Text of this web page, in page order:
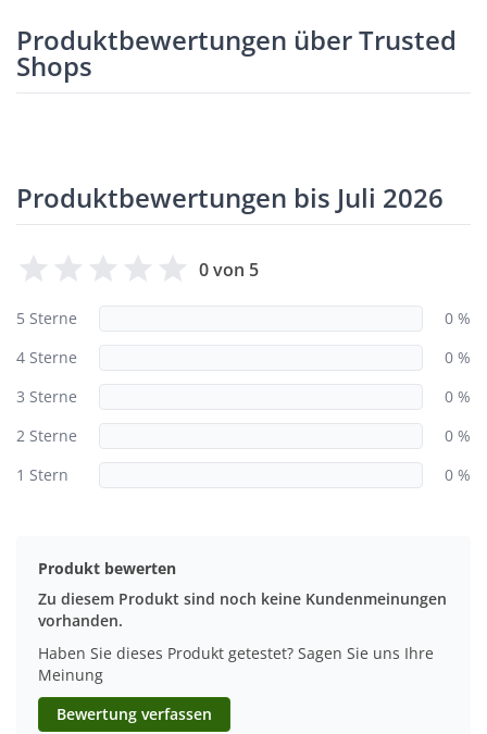
Produktbewertungen über Trusted
Shops
Produktbewertungen bis Juli 2026
0 von 5
5 Sterne
0 %
4 Sterne
0 %
3 Sterne
0 %
2 Sterne
0 %
1 Stern
0 %
Produkt bewerten
Zu diesem Produkt sind noch keine Kundenmeinungen
vorhanden.
Haben Sie dieses Produkt getestet? Sagen Sie uns Ihre
Meinung
Bewertung verfassen